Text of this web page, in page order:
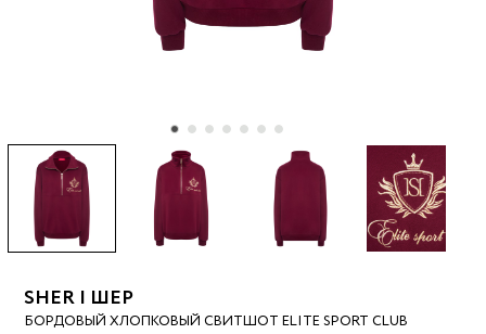
SHER | ШЕР
БОРДОВЫЙ ХЛОПКОВЫЙ СВИТШОТ ELITE SPORT CLUB